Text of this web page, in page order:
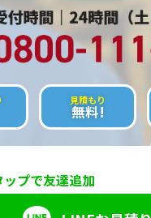
見積もり
無料!
プで友達追加